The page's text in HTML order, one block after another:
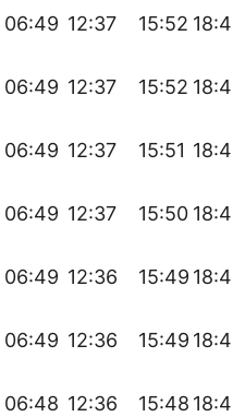
06:49 12:37 15:52
06:49 12:37 15:52
06:49 12:37 15:51
06:49 12:37 15:50
06:49 12:36 15:49
06:49 12:36 15:49
06:48 12:36 15:48